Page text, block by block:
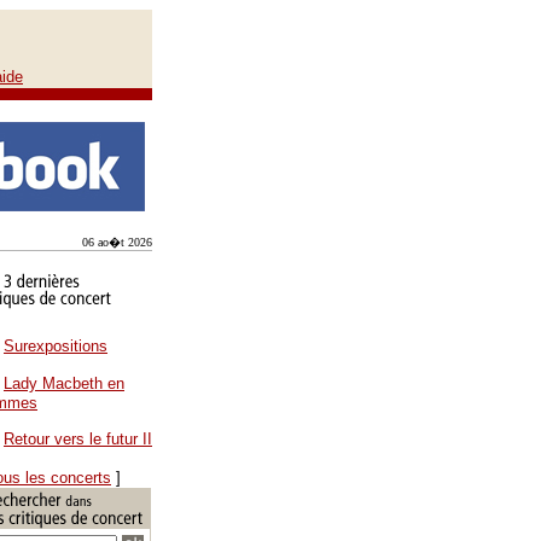
06 ao�t 2026
Surexpositions
Lady Macbeth en
Retour vers le futur II
les concerts ]